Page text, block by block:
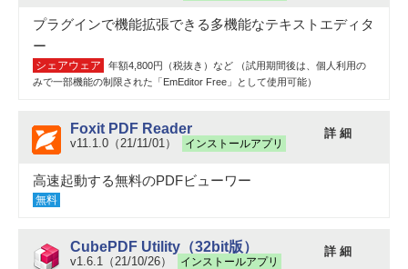
プラグインで機能拡張できる多機能なテキストエディタ
ー
シェアウェア
年額4,800円（税抜き）など （試用期間後は、個人利用の
みで一部機能の制限された「EmEditor Free」として使用可能）
Foxit PDF Reader
v11.1.0（21/11/01） インストールアプリ
詳 細
高速起動する無料のPDFビューワー
無料
CubePDF Utility（32bit版）
v1.6.1（21/10/26） インストールアプリ
詳 細